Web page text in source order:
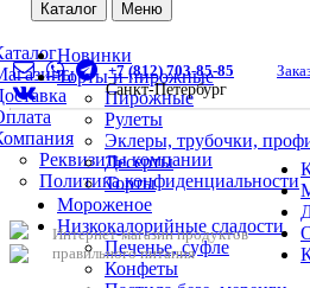
Каталог Меню
Реквизиты компании
Политика конфиденциальности
Новинки
Торты и пирожные
Пирожные
Рулеты
Эклеры, трубочки,
Десерты
Торты
Мороженое
Низкокалорийные сладости
Печенье, суфле
Конфеты
+7 (812) 703-85-85
Санкт-Петербург
Интернет-магазин продуктов
правильного питания